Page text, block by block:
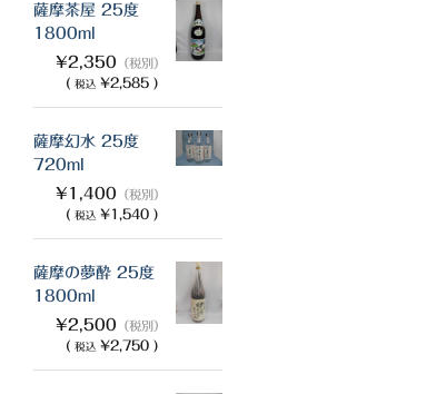
薩摩茶屋 25度
1800ml
¥2,350 （税別）
( 税込 ¥2,585 )
薩摩幻水 25度
720ml
¥1,400 （税別）
( 税込 ¥1,540 )
薩摩の夢酔 25度
1800ml
¥2,500 （税別）
( 税込 ¥2,750 )